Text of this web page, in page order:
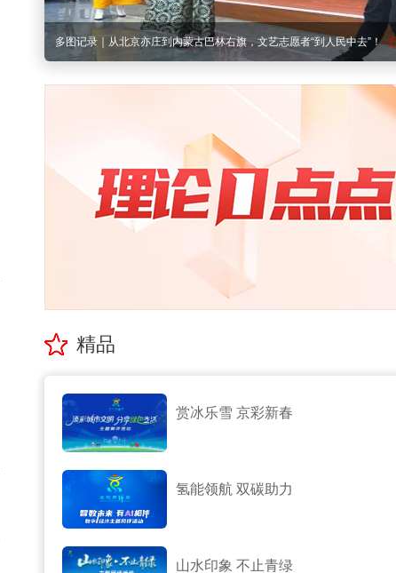
在城市醒来之前，朝霞已留下绚烂的浪漫
精品
赏冰乐雪 京彩新春
氢能领航 双碳助力
山水印象 不止青绿